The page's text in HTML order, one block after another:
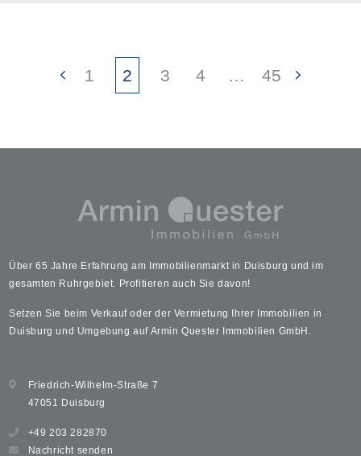
1 2 3 4 … 45
Über 65 Jahre Erfahrung am Immobilienmarkt in Duisburg und im
gesamten Ruhrgebiet. Profitieren auch Sie davon!
Setzen Sie beim Verkauf oder der Vermietung Ihrer Immobilien in
Duisburg und Umgebung auf Armin Quester Immobilien GmbH.
Friedrich-Wilhelm-Straße 7
47051 Duisburg
+49 203 282870
Nachricht senden